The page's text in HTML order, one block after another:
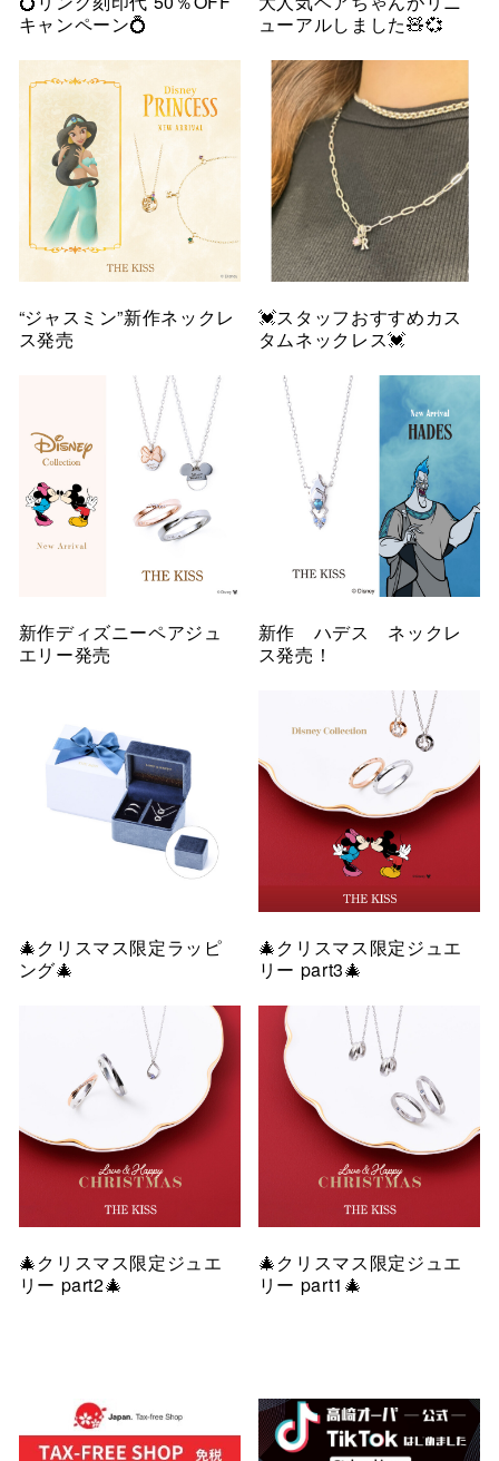
キャンペーン💍
ューアルしました🧸💞
“ジャスミン”新作ネックレ
ス発売
💓スタッフおすすめカス
タムネックレス💓
新作ディズニーペアジュ
エリー発売
新作 ハデス ネックレ
ス発売！
🎄クリスマス限定ラッピ
ング🎄
🎄クリスマス限定ジュエ
リー part3🎄
🎄クリスマス限定ジュエ
リー part2🎄
🎄クリスマス限定ジュエ
リー part1🎄